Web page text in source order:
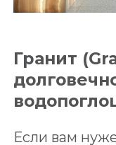
Гранит
Если вам